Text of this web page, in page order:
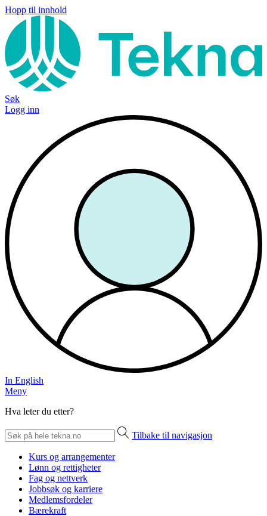
Hopp til innhold
Søk
Logg inn
In English
Meny
Hva leter du etter?
Tilbake til navigasjon
Kurs og arrangementer
Lønn og rettigheter
Fag og nettverk
Jobbsøk og karriere
Medlemsfordeler
Bærekraft